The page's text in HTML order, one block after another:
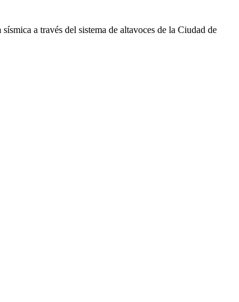
a través del sistema de altavoces de la Ciudad de